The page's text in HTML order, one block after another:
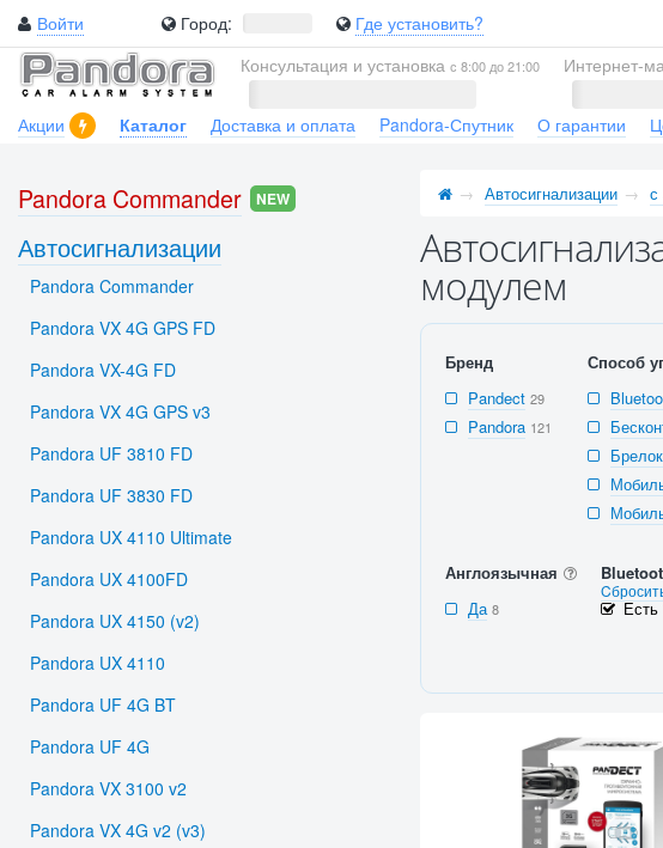
Войти Город: Где установить?
Консультация и установка с 8:00 до 21:00 Интернет-
Акции
Каталог Доставка и оплата Pandora-Спутник О гарантии
Автосигнализации с
модулем
Бренд
Pandect 29
Pandora 121
Способ
Англоязычная
Да 8 Есть
Pandora Commander NEW
Автосигнализации
Pandora Commander
Pandora VX 4G GPS FD
Pandora VX-4G FD
Pandora VX 4G GPS v3
Pandora UF 3810 FD
Pandora UF 3830 FD
Pandora UX 4110 Ultimate
Pandora UX 4100FD
Pandora UX 4150 (v2)
Pandora UX 4110
Pandora UF 4G BT
Pandora UF 4G
Pandora VX 3100 v2
Pandora VX 4G v2 (v3)